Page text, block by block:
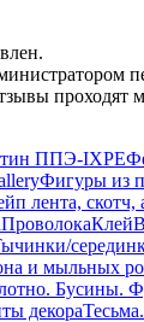
проходят
ППЭ-IXPE
Фигуры из
лента, скотч,
ПроволокаКлей
и мыльных
Бусины.
декора